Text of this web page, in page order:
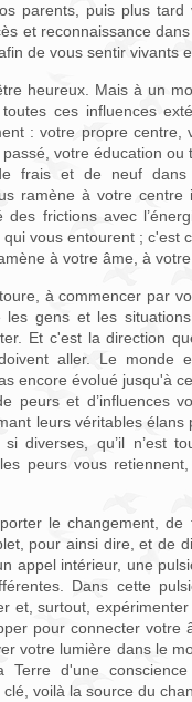
parents, puis plus
et reconnaissance
de vous sentir vivants
heureux. Mais à un
ces influences
: votre propre centre,
votre éducation
frais et de neuf dans
ramène à votre centre
frictions avec
vous entourent ; c'est
à votre âme, à
à commencer par
gens et les
Et c'est la direction
aller. Le monde
encore évolué jusqu'à
peurs et d’influences
leurs véritables élans
diverses, qu’il n’est
peurs vous
le changement,
pour ainsi dire, et de
appel intérieur, une
Dans cette
et, surtout,
pour connecter votre
votre lumière dans le
Terre d'une
voilà la source du